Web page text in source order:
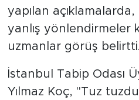
yapılan
yanlış yönlendirmeler
uzmanlar görüş belirtti.
İstanbul Tabip Odası
Yılmaz Koç, "Tuz